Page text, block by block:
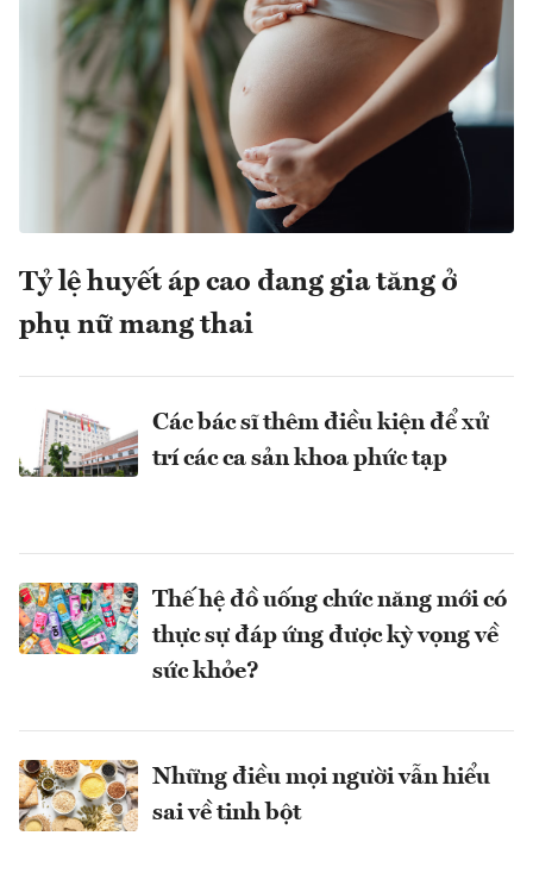
Tỷ lệ huyết áp cao đang gia tăng ở
phụ nữ mang thai
Các bác sĩ thêm điều kiện để xử
trí các ca sản khoa phức tạp
Thế hệ đồ uống chức năng mới có
thực sự đáp ứng được kỳ vọng về
sức khỏe?
Những điều mọi người vẫn hiểu
sai về tinh bột